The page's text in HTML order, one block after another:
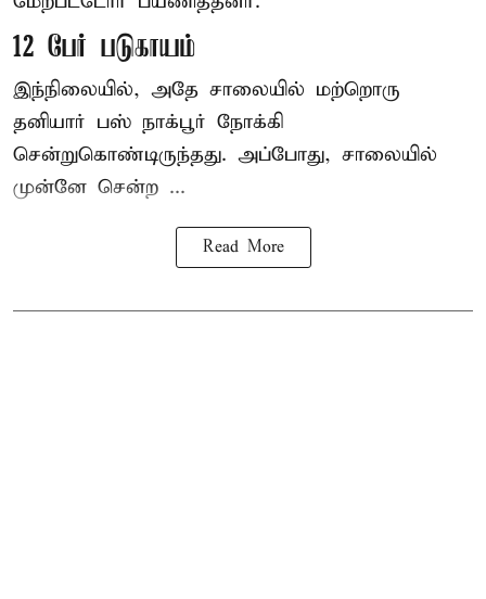
12 பேர் படுகாயம்
இந்நிலையில், அதே சாலையில் மற்றொரு
தனியார் பஸ் நாக்பூர் நோக்கி
சென்றுகொண்டிருந்தது. அப்போது, சாலையில்
முன்னே சென்ற ...
Read More